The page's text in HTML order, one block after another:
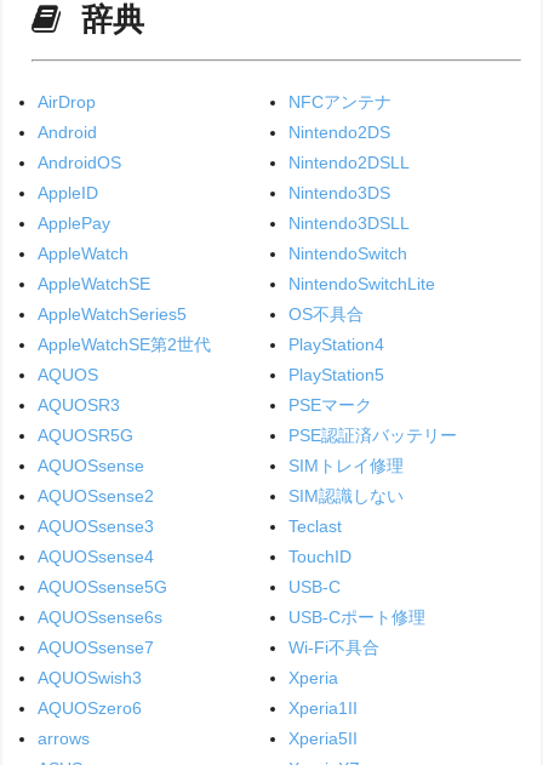
辞典
AirDrop
Android
AndroidOS
AppleID
ApplePay
AppleWatch
AppleWatchSE
AppleWatchSeries5
AppleWatchSE第2世代
AQUOS
AQUOSR3
AQUOSR5G
AQUOSsense
AQUOSsense2
AQUOSsense3
AQUOSsense4
AQUOSsense5G
AQUOSsense6s
AQUOSsense7
AQUOSwish3
AQUOSzero6
arrows
NFCアンテナ
Nintendo2DS
Nintendo2DSLL
Nintendo3DS
Nintendo3DSLL
NintendoSwitch
NintendoSwitchLite
OS不具合
PlayStation4
PlayStation5
PSEマーク
PSE認証済バッテリー
SIMトレイ修理
SIM認識しない
Teclast
TouchID
USB-C
USB-Cポート修理
Wi-Fi不具合
Xperia
Xperia1II
Xperia5II